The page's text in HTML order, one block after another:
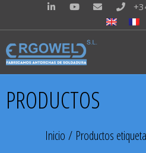
PRODUCTOS
Inicio / Productos